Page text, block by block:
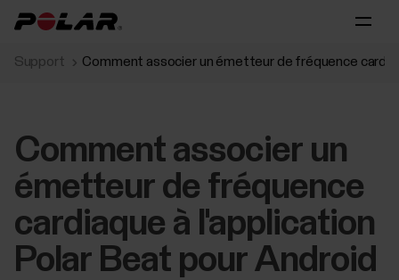
Support Comment associer un émetteur de fréquence
Comment associer un
émetteur de fréquence
cardiaque à l'application
Polar Beat pour Android